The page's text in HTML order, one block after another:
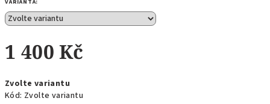
VARIANTA:
1 400 Kč
cena:
Zvolte variantu
Kód: Zvolte variantu